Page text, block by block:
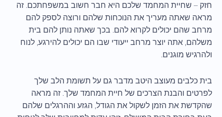
חזק – שחיית המחמד שלכם היא חבר חשוב במשפחתכם. זה
מראה שאתה מעריך את הנוכחות שלהם ורוצה לספק להם
מרחב שהם יכולים לקרוא להם. בכך שאתה נותן להם בית
משלהם, אתה יוצר מרחב ייעודי שבו הם יכולים להירגע, לנוח
ולהרגיש מוגנים.
בית כלבים מעוצב היטב מדבר גם על תשומת הלב שלך
לפרטים והבנת הצרכים של חיית המחמד שלך. זה מראה
שהקדשת את הזמן לשקול את הגודל, הגזע וההרגלים שלהם